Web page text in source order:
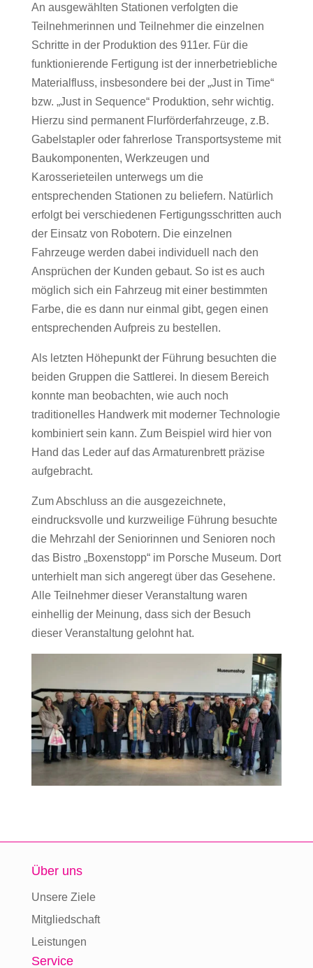
An ausgewählten Stationen verfolgten die
Teilnehmerinnen und Teilnehmer die einzelnen
Schritte in der Produktion des 911er. Für die
funktionierende Fertigung ist der innerbetriebliche
Materialfluss, insbesondere bei der „Just in Time“
bzw. „Just in Sequence“ Produktion, sehr wichtig.
Hierzu sind permanent Flurförderfahrzeuge, z.B.
Gabelstapler oder fahrerlose Transportsysteme mit
Baukomponenten, Werkzeugen und
Karosserieteilen unterwegs um die
entsprechenden Stationen zu beliefern. Natürlich
erfolgt bei verschiedenen Fertigungsschritten auch
der Einsatz von Robotern. Die einzelnen
Fahrzeuge werden dabei individuell nach den
Ansprüchen der Kunden gebaut. So ist es auch
möglich sich ein Fahrzeug mit einer bestimmten
Farbe, die es dann nur einmal gibt, gegen einen
entsprechenden Aufpreis zu bestellen.
Als letzten Höhepunkt der Führung besuchten die
beiden Gruppen die Sattlerei. In diesem Bereich
konnte man beobachten, wie auch noch
traditionelles Handwerk mit moderner Technologie
kombiniert sein kann. Zum Beispiel wird hier von
Hand das Leder auf das Armaturenbrett präzise
aufgebracht.
Zum Abschluss an die ausgezeichnete,
eindrucksvolle und kurzweilige Führung besuchte
die Mehrzahl der Seniorinnen und Senioren noch
das Bistro „Boxenstopp“ im Porsche Museum. Dort
unterhielt man sich angeregt über das Gesehene.
Alle Teilnehmer dieser Veranstaltung waren
einhellig der Meinung, dass sich der Besuch
dieser Veranstaltung gelohnt hat.
Über uns
Unsere Ziele
Mitgliedschaft
Leistungen
Service